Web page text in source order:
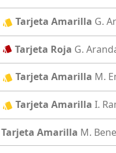
Tarjeta Amarilla G.
Tarjeta Roja G.
Tarjeta Amarilla M.
Tarjeta Amarilla I.
Tarjeta Amarilla M.